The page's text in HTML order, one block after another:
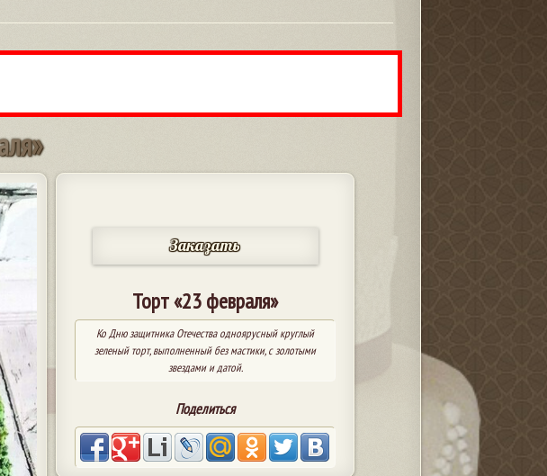
ля»
Заказать
Торт «23 февраля»
Ко Дню защитника Отечества одноярусный круглый
зеленый торт, выполненный без мастики, с золотыми
звездами и датой.
Поделиться